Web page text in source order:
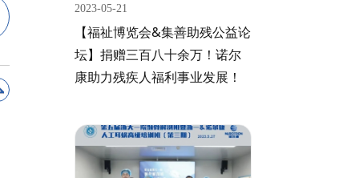
2023-05-21
【福祉博览会&集善助残公益论
坛】捐赠三百八十余万！诺尔
康助力残疾人福利事业发展！